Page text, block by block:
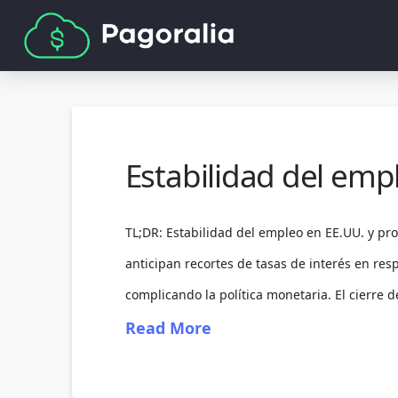
Estabilidad del
TL;DR: Estabilidad del empleo en EE.UU. y
anticipan recortes de tasas de interés en
complicando la política monetaria. El cierre
Read More